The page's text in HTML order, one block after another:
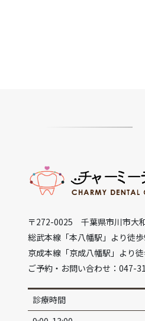
〒272-0025 千葉県市川市大
総武本線「本八幡駅」より徒
京成本線「京成八幡駅」より
ご予約・お問い合わせ：047-
診療時間